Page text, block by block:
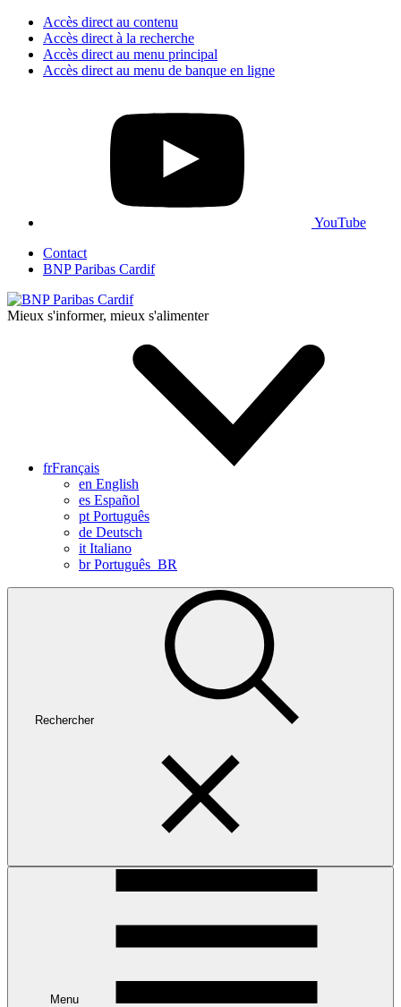
Accès direct au contenu
Accès direct à la recherche
Accès direct au menu principal
Accès direct au menu de banque en ligne
YouTube
Contact
BNP Paribas Cardif
Mieux s'informer, mieux s'alimenter
frFrançais
en English
es Español
pt Português
de Deutsch
it Italiano
brPortuguês_BR
Rechercher
Menu